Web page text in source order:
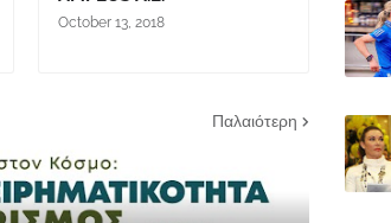
October 13, 2018
Παλαιότερη